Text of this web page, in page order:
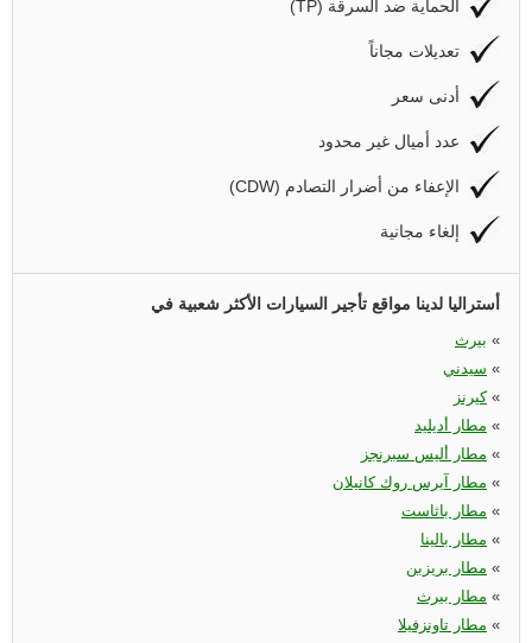
(TP) الحماية ضد السرقة
تعديلات مجاناً
أدنى سعر
عدد أميال غير محدود
(CDW) الإعفاء من أضرار التصادم
إلغاء مجانية
أستراليا لدينا مواقع تأجير السيارات الأكثر شعبية في
بيرث «
سيدني «
كيرنز«
مطار أديليد «
مطار أليس سبرنجز «
مطار آيرس روك كانيلان «
مطار باثاست «
مطار بالينا «
مطار بريزبن «
مطار بيرث «
مطار تاونزفيلا «